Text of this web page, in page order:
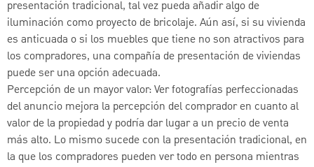
presentación tradicional, tal vez pueda añadir algo de
iluminación como proyecto de bricolaje. Aún así, si su vivienda
es anticuada o si los muebles que tiene no son atractivos para
los compradores, una compañía de presentación de viviendas
puede ser una opción adecuada.
Percepción de un mayor valor: Ver fotografías perfeccionadas
del anuncio mejora la percepción del comprador en cuanto al
valor de la propiedad y podría dar lugar a un precio de venta
más alto. Lo mismo sucede con la presentación tradicional, en
la que los compradores pueden ver todo en persona mientras